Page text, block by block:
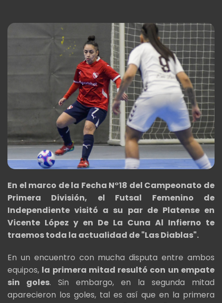
En el marco de la Fecha N°18 del Campeonato de
Primera División, el Futsal Femenino de
Independiente visitó a su par de Platense en
Vicente López y en De La Cuna Al Infierno te
traemos toda la actualidad de "Las Diablas".
En un encuentro con mucha disputa entre ambos
equipos, la primera mitad resultó con un empate
sin goles. Sin embargo, en la segunda mitad
aparecieron los goles, tal es así que en la primera